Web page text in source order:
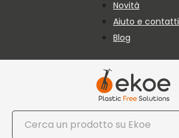
Novità
Aiuto e contatti
Blog
Cerca